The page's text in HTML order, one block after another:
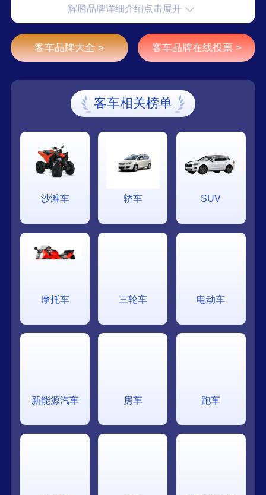
动公司。公司主要经营金属工艺品（欧式马车、黄
进出口业务（以上范围凡需审批的、未获批准前不
得经营）。
辉腾品牌详细介绍点击展开
客车品牌大全 > 客车品牌在线投票 >
客车相关榜单
沙滩车 轿车 SUV
摩托车 三轮车 电动车
新能源汽车 房车 跑车